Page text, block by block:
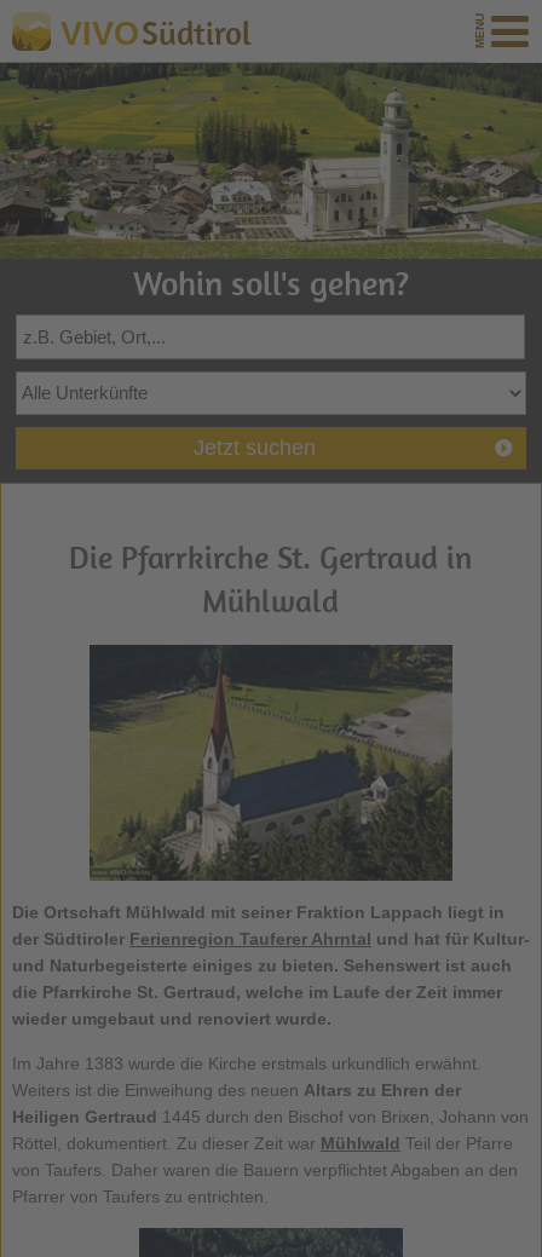
VIVOSüdtirol
Wohin soll's gehen?
Jetzt suchen
Die Pfarrkirche St. Gertraud in
Mühlwald
Die Ortschaft Mühlwald mit seiner Fraktion Lappach liegt in
der Südtiroler Ferienregion Tauferer Ahrntal und hat für Kultur-
und Naturbegeisterte einiges zu bieten. Sehenswert ist auch
die Pfarrkirche St. Gertraud, welche im Laufe der Zeit immer
wieder umgebaut und renoviert wurde.
Im Jahre 1383 wurde die Kirche erstmals urkundlich erwähnt.
Weiters ist die Einweihung des neuen Altars zu Ehren der
Heiligen Gertraud 1445 durch den Bischof von Brixen, Johann von
Röttel, dokumentiert. Zu dieser Zeit war Mühlwald Teil der Pfarre
von Taufers. Daher waren die Bauern verpflichtet Abgaben an den
Pfarrer von Taufers zu entrichten.